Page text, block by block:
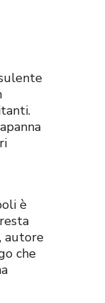
è
autore
che